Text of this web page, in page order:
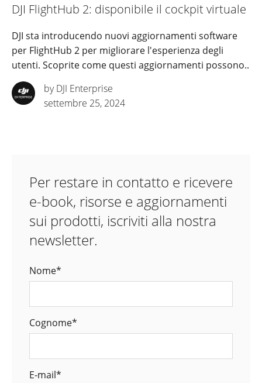
DJI FlightHub 2: disponibile il cockpit virtuale
DJI sta introducendo nuovi aggiornamenti software
per FlightHub 2 per migliorare l'esperienza degli
utenti. Scoprite come questi aggiornamenti possono..
by DJI Enterprise
settembre 25, 2024
Per restare in contatto e ricevere
e-book, risorse e aggiornamenti
sui prodotti, iscriviti alla nostra
newsletter.
Nome*
Cognome*
E-mail*